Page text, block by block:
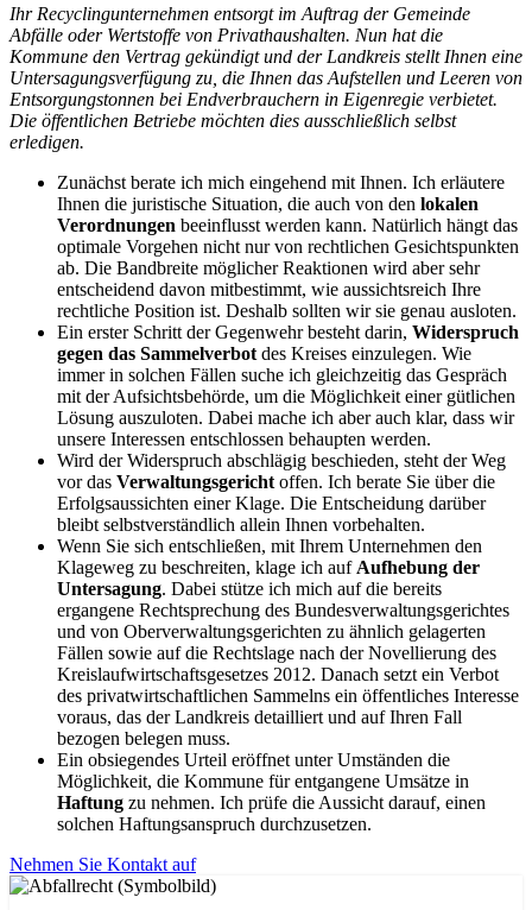
Ihr Recyclingunternehmen entsorgt im Auftrag der Gemeinde
Abfälle oder Wertstoffe von Privathaushalten. Nun hat die
Kommune den Vertrag gekündigt und der Landkreis stellt Ihnen eine
Untersagungsverfügung zu, die Ihnen das Aufstellen und Leeren von
Entsorgungstonnen bei Endverbrauchern in Eigenregie verbietet.
Die öffentlichen Betriebe möchten dies ausschließlich selbst
erledigen.
Zunächst berate ich mich eingehend mit Ihnen. Ich erläutere
Ihnen die juristische Situation, die auch von den lokalen
Verordnungen beeinflusst werden kann. Natürlich hängt das
optimale Vorgehen nicht nur von rechtlichen Gesichtspunkten
ab. Die Bandbreite möglicher Reaktionen wird aber sehr
entscheidend davon mitbestimmt, wie aussichtsreich Ihre
rechtliche Position ist. Deshalb sollten wir sie genau ausloten.
Ein erster Schritt der Gegenwehr besteht darin, Widerspruch
gegen das Sammelverbot des Kreises einzulegen. Wie
immer in solchen Fällen suche ich gleichzeitig das Gespräch
mit der Aufsichtsbehörde, um die Möglichkeit einer gütlichen
Lösung auszuloten. Dabei mache ich aber auch klar, dass wir
unsere Interessen entschlossen behaupten werden.
Wird der Widerspruch abschlägig beschieden, steht der Weg
vor das Verwaltungsgericht offen. Ich berate Sie über die
Erfolgsaussichten einer Klage. Die Entscheidung darüber
bleibt selbstverständlich allein Ihnen vorbehalten.
Wenn Sie sich entschließen, mit Ihrem Unternehmen den
Klageweg zu beschreiten, klage ich auf Aufhebung der
Untersagung. Dabei stütze ich mich auf die bereits
ergangene Rechtsprechung des Bundesverwaltungsgerichtes
und von Oberverwaltungsgerichten zu ähnlich gelagerten
Fällen sowie auf die Rechtslage nach der Novellierung des
Kreislaufwirtschaftsgesetzes 2012. Danach setzt ein Verbot
des privatwirtschaftlichen Sammelns ein öffentliches Interesse
voraus, das der Landkreis detailliert und auf Ihren Fall
bezogen belegen muss.
Ein obsiegendes Urteil eröffnet unter Umständen die
Möglichkeit, die Kommune für entgangene Umsätze in
Haftung zu nehmen. Ich prüfe die Aussicht darauf, einen
solchen Haftungsanspruch durchzusetzen.
Nehmen Sie Kontakt auf